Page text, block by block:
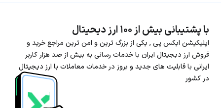
با پشتیبانی بیش از ۱۰۰ ارز دیحیتال
اپلیکیشن ایکس پی , یکی از بزرگ ترین و امن ترین مراجع خرید و
فروش ارز دیجیتال ایران با خدمات رسانی به بیش از صد هزار کاربر
ایرانی با قابلیت های جدید و بروز در خدمات معاملات با ارز دیجیتال
در کشور